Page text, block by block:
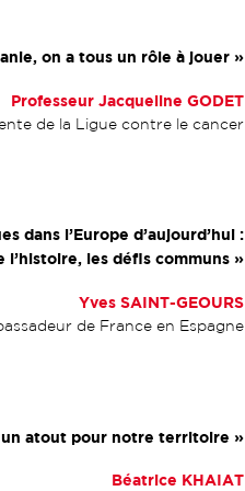
on a tous un rôle à jouer »
Professeur Jacqueline GODET
de la Ligue contre le cancer
dans l’Europe d’aujourd’hui :
l’histoire, les défis communs »
Yves SAINT-GEOURS
de France en Espagne
atout pour notre territoire »
Béatrice KHAIAT